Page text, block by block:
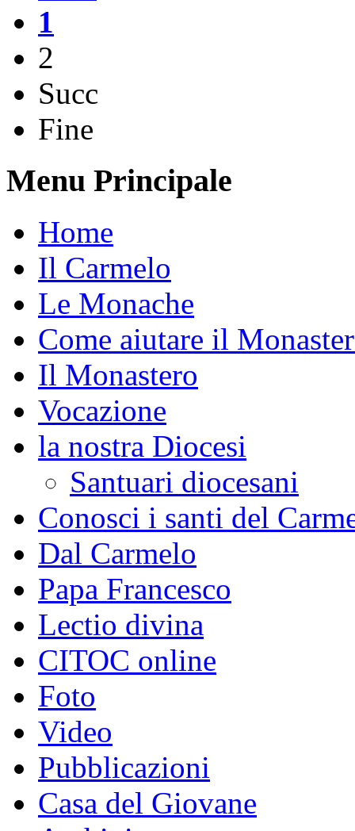
1
2
Succ
Fine
Menu Principale
Home
Il Carmelo
Le Monache
Come aiutare il
Il Monastero
Vocazione
la nostra Diocesi
Santuari diocesani
Conosci i santi del
Dal Carmelo
Papa Francesco
Lectio divina
CITOC online
Foto
Video
Pubblicazioni
Casa del Giovane